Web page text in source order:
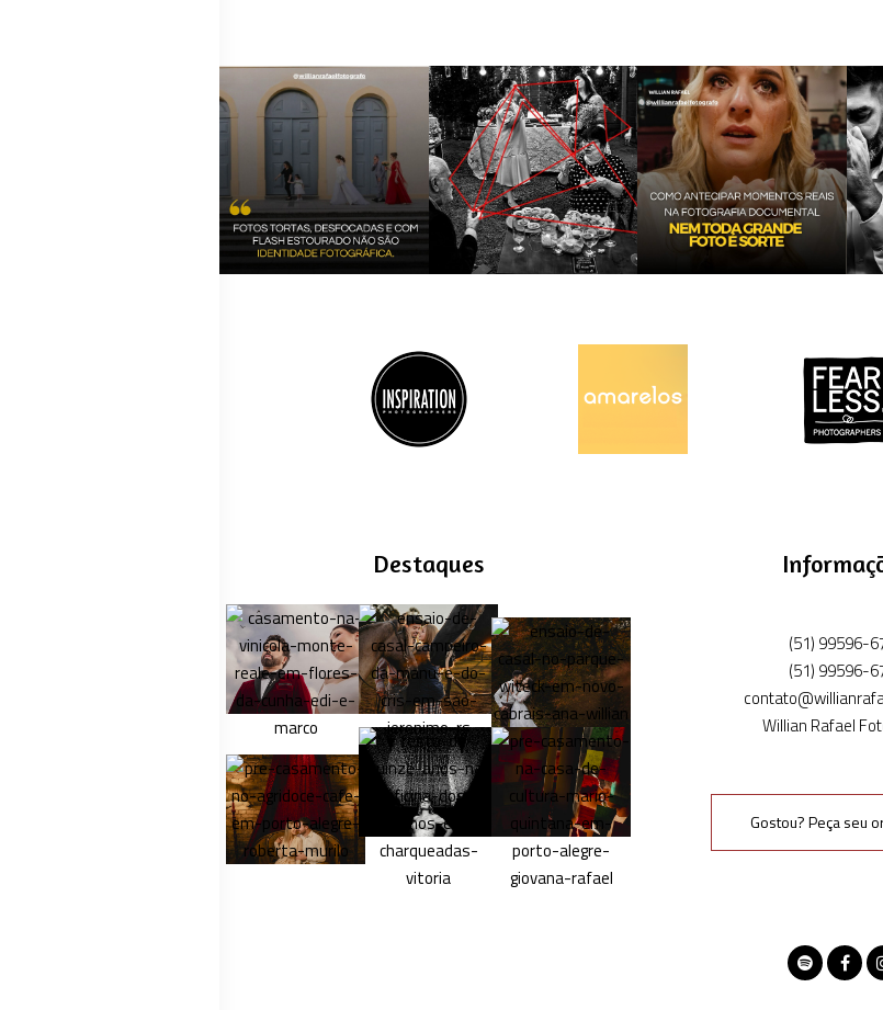
Destaques
(51) 99596-
(51) 99596-
Willian Rafael
Gostou? Peça seu